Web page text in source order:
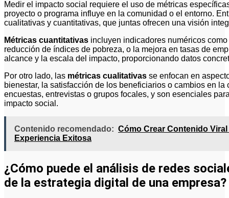
Medir el impacto social requiere el uso de métricas
proyecto o programa influye en la comunidad o el entorno.
cualitativas y cuantitativas, que juntas ofrecen una visión
Métricas cuantitativas incluyen indicadores numéricos
reducción de índices de pobreza, o la mejora en tasas de
alcance y la escala del impacto, proporcionando datos
Por otro lado, las métricas cualitativas se enfocan en
bienestar, la satisfacción de los beneficiarios o cambios en
encuestas, entrevistas o grupos focales, y son esenciales
impacto social.
Contenido recomendado: Cómo Crear Contenido
Experiencia Exitosa
¿Cómo puede el análisis de redes
de la estrategia digital de una empresa?